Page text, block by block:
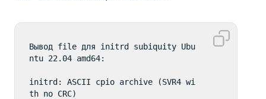
Вывод file для initrd subiquity Ubu
ntu 22.04 amd64:
initrd: ASCII cpio archive (SVR4 wi
th no CRC)